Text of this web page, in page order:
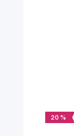
20 %